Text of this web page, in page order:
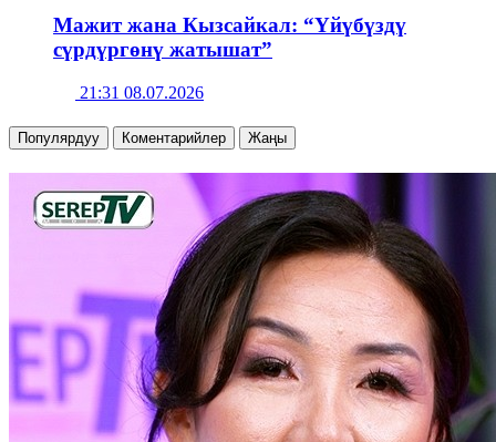
Мажит жана Кызсайкал: “Үйүбүздү
сүрдүргөнү жатышат”
21:31 08.07.2026
Популярдуу Коментарийлер Жаңы